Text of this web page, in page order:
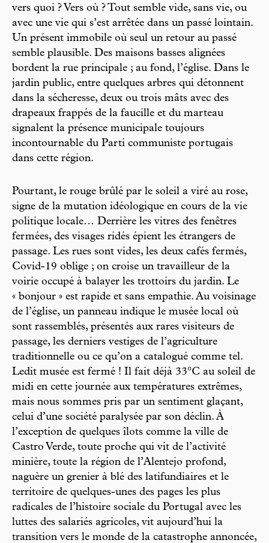
vers quoi ? Vers où ? Tout semble vide, sans vie, ou
avec une vie qui s’est arrêtée dans un passé lointain.
Un présent immobile où seul un retour au passé
semble plausible. Des maisons basses alignées
bordent la rue principale ; au fond, l’église. Dans le
jardin public, entre quelques arbres qui détonnent
dans la sécheresse, deux ou trois mâts avec des
drapeaux frappés de la faucille et du marteau
signalent la présence municipale toujours
incontournable du Parti communiste portugais
dans cette région.
Pourtant, le rouge brûlé par le soleil a viré au rose,
signe de la mutation idéologique en cours de la vie
politique locale… Derrière les vitres des fenêtres
fermées, des visages ridés épient les étrangers de
passage. Les rues sont vides, les deux cafés fermés,
Covid-19 oblige ; on croise un travailleur de la
voirie occupé à balayer les trottoirs du jardin. Le
« bonjour » est rapide et sans empathie. Au voisinage
de l’église, un panneau indique le musée local où
sont rassemblés, présentés aux rares visiteurs de
passage, les derniers vestiges de l’agriculture
traditionnelle ou ce qu’on a catalogué comme tel.
Ledit musée est fermé ! Il fait déjà 33°C au soleil de
midi en cette journée aux températures extrêmes,
mais nous sommes pris par un sentiment glaçant,
celui d’une société paralysée par son déclin. À
l’exception de quelques îlots comme la ville de
Castro Verde, toute proche qui vit de l’activité
minière, toute la région de l’Alentejo profond,
naguère un grenier à blé des latifundiaires et le
territoire de quelques-unes des pages les plus
radicales de l’histoire sociale du Portugal avec les
luttes des salariés agricoles, vit aujourd’hui la
transition vers le monde de la catastrophe annoncée,